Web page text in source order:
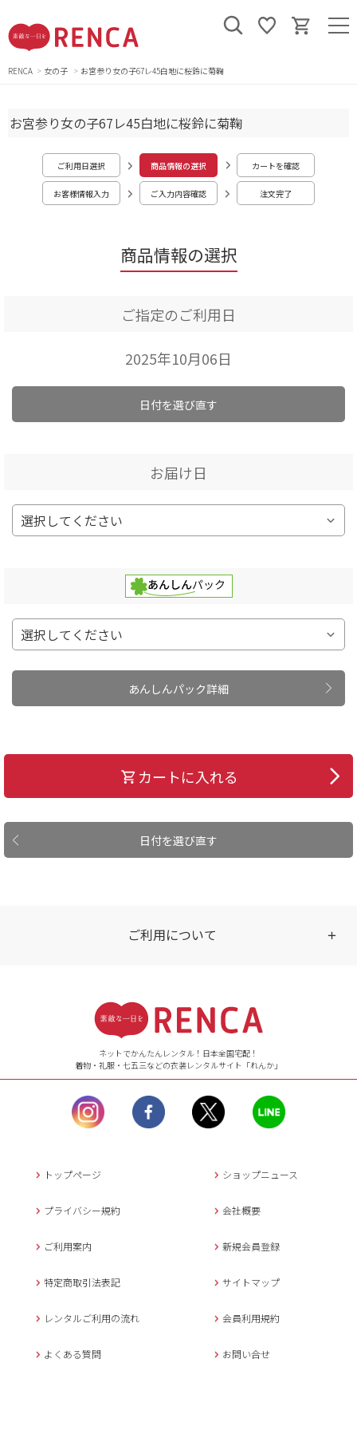
RENCA 女の子 お宮参り女の子67レ45白地に桜鈴に菊鞠
商品情報の選択
お宮参り女の子67レ45白地に桜鈴に菊鞠
ご利用日選択 商品情報の選択 カートを確認
お客様情報入力 ご入力内容確認 注文完了
ご指定のご利用日
2025年10月06日
日付を選び直す
お届け日
あんしんパック詳細
日付を選び直す
カートに入れる
ご利用について
【ご注文（インターネット）】
24時間年中無休
【お問い合わせ窓口（メー
ル）】10:00~17:00
土曜日、日曜日、臨
時休業日を除く。
営業時間外にいただ
返信させていただきま
年末年始、大型連休
メールでのお問い合わせ
ネットでかんたんレンタル！日本全国宅配！
着物・礼服・七五三などの衣装レンタルサイト「れんか」
トップページ ショップニュース
プライバシー規約 会社概要
ご利用案内 新規会員登録
特定商取引法表記 サイトマップ
レンタルご利用の流れ 会員利用規約
よくある質問 お問い合せ